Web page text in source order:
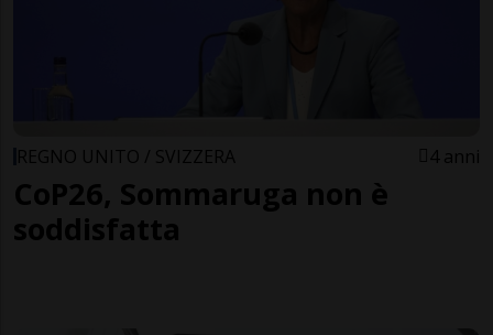
REGNO UNITO / SVIZZERA 4 anni
CoP26, Sommaruga non è
soddisfatta